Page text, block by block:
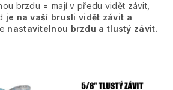
brzdu = mají v předu vidět závit,
je na vaší brusli vidět závit a
nastavitelnou brzdu a tlustý závit.